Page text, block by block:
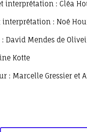
interprétation : Cléa
interprétation : Noé
David Mendes de
Kotte
: Marcelle Gressier et